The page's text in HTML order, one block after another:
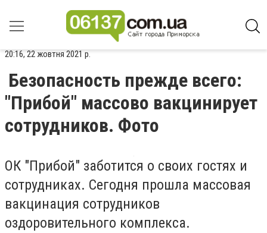
20:16, 22 жовтня 2021 р.
Безопасность прежде всего:
"Прибой" массово вакцинирует
сотрудников. Фото
ОК "Прибой" заботится о своих гостях и
сотрудниках. Сегодня прошла массовая
вакцинация сотрудников
оздоровительного комплекса.